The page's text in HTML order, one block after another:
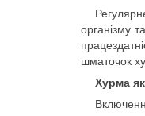
організму
шматочок
Хурма